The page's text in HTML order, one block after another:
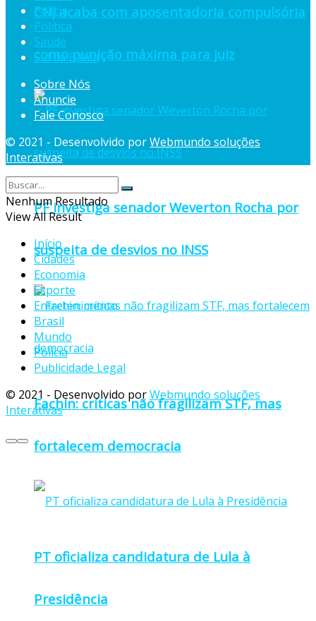
CNJ acaba com aposentadoria compulsória
como punição máxima para juiz
PF investiga senador Weverton Rocha por
suspeita de desvios no INSS
Fachin: críticas não fragilizam STF, mas
fortalecem democracia
PT oficializa candidatura de Lula à
Presidência
Polícia
Política
Saúde
Sul da Bahia
Sobre Nós
Anuncie
Fale Conosco
© 2021 - Desenvolvido porWebmundo soluções
Interativas
Nenhum Resultado
View All Result
Início
Cidades
Economia
Esporte
Entretenimento
Brasil
Mundo
Polícia
Publicidade Legal
© 2021 - Desenvolvido porWebmundo soluções
Interativas